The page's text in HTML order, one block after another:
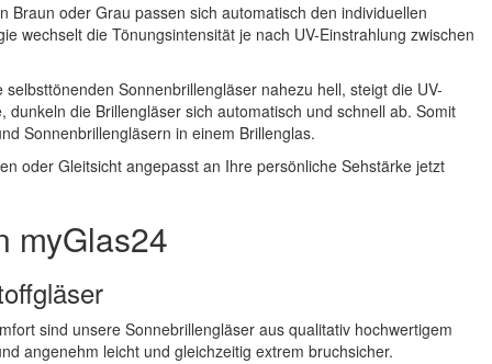
Braun oder Grau passen sich automatisch den individuellen
wechselt die Tönungsintensität je nach UV-Einstrahlung zwischen
Sonnenbrillengläser nahezu hell, steigt die UV-
die Brillengläser sich automatisch und schnell ab. Somit
Sonnenbrillengläsern in einem Brillenglas.
oder Gleitsicht angepasst an Ihre persönliche Sehstärke jetzt
myGlas24
sind unsere Sonnebrillengläser aus qualitativ hochwertigem
angenehm leicht und gleichzeitig extrem bruchsicher.